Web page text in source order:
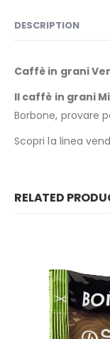
DESCRIPTION
Caffè in grani
Il caffè in grani
Borbone, provare
Scopri la linea
RELATED